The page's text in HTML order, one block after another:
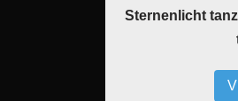
Sternenlicht